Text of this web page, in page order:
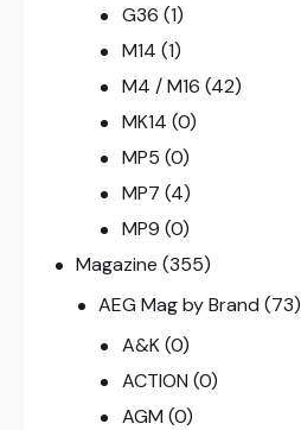
G36 (1)
M14 (1)
M4 / M16 (42)
MK14 (0)
MP5 (0)
MP7 (4)
MP9 (0)
Magazine (355)
AEG Mag by Brand (73)
A&K (0)
ACTION (0)
AGM (0)